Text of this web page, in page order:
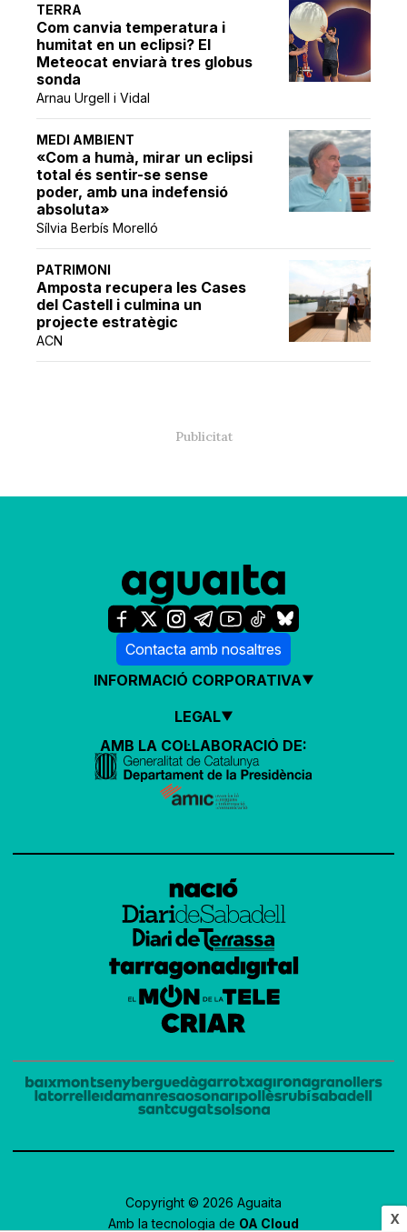
X
TERRA
Com canvia temperatura i
humitat en un eclipsi? El
Meteocat enviarà tres globus
sonda
Arnau Urgell i Vidal
MEDI AMBIENT
«Com a humà, mirar un eclipsi
total és sentir-se sense
poder, amb una indefensió
absoluta»
Sílvia Berbís Morelló
PATRIMONI
Amposta recupera les Cases
del Castell i culmina un
projecte estratègic
ACN
Contacta amb nosaltres
INFORMACIÓ CORPORATIVA
LEGAL
AMB LA COL·LABORACIÓ DE:
Copyright © 2026 Aguaita
Amb la tecnologia de OA Cloud